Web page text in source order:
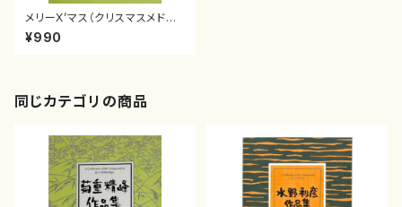
メリーX’マス（クリスマスメドレ
ー）(/菊重精峰/楽譜）
¥990
同じカテゴリの商品